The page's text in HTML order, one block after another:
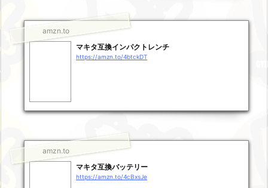
amzn.to
マキタ互換インパクトレンチ
https://amzn.to/4btckDT
amzn.to
マキタ互換バッテリー
https://amzn.to/4cBxsJe